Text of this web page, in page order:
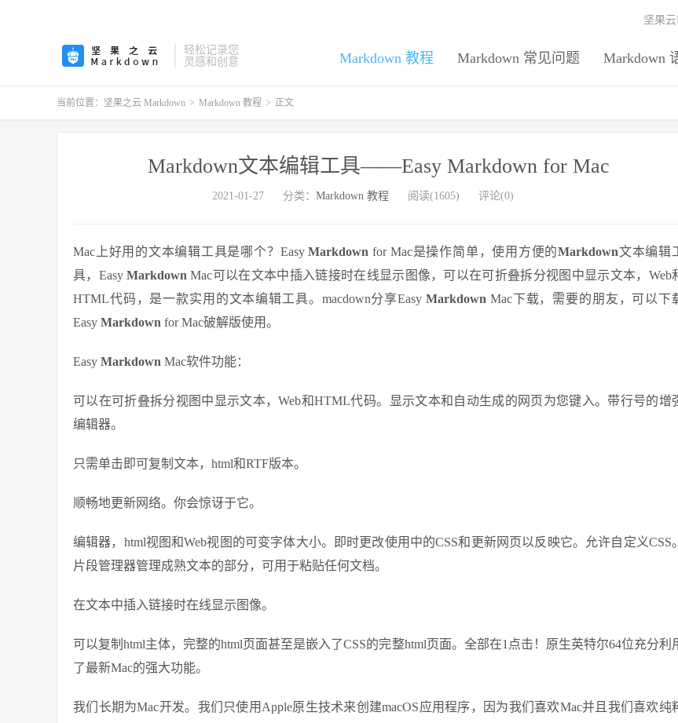
轻松记录您
灵感和创意
Markdown 教程 Markdown 常见问题 Markdown
坚果
当前位置： 坚果之云 Markdown > Markdown 教程 > 正文
Markdown文本编辑工具——Easy Markdown for Mac
2021-01-27 分类： Markdown 教程 阅读(1605) 评论(0)
Mac上好用的文本编辑工具是哪个？EasyMarkdown for Mac是操作简单，使用方便的Markdown文本编辑
具，Easy Markdown Mac可以在文本中插入链接时在线显示图像，可以在可折叠拆分视图中显示文本，Web
HTML代码，是一款实用的文本编辑工具。macdown分享Easy Markdown Mac下载，需要的朋友，可以下
Easy Markdown for Mac破解版使用。
Easy Markdown Mac软件功能：
可以在可折叠拆分视图中显示文本，Web和HTML代码。显示文本和自动生成的网页为您键入。带行号的增
编辑器。
只需单击即可复制文本，html和RTF版本。
顺畅地更新网络。你会惊讶于它。
编辑器，html视图和Web视图的可变字体大小。即时更改使用中的CSS和更新网页以反映它。允许自定义CSS。
片段管理器管理成熟文本的部分，可用于粘贴任何文档。
在文本中插入链接时在线显示图像。
可以复制html主体，完整的html页面甚至是嵌入了CSS的完整html页面。全部在1点击！原生英特尔64位充分利
了最新Mac的强大功能。
我们长期为Mac开发。我们只使用Apple原生技术来创建macOS应用程序，因为我们喜欢Mac并且我们喜欢纯